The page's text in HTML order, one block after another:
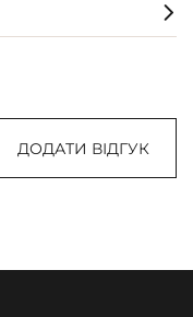
ДОДАТИ ВІДГУК